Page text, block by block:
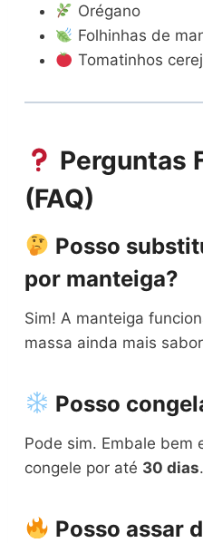
Orégano
Folhinhas de
Tomatinhos
Perguntas
(FAQ)
Posso
por manteiga?
Sim! A manteiga
massa ainda mais
Posso
Pode sim. Embale bem
congele por até 30 dias.
Posso assar